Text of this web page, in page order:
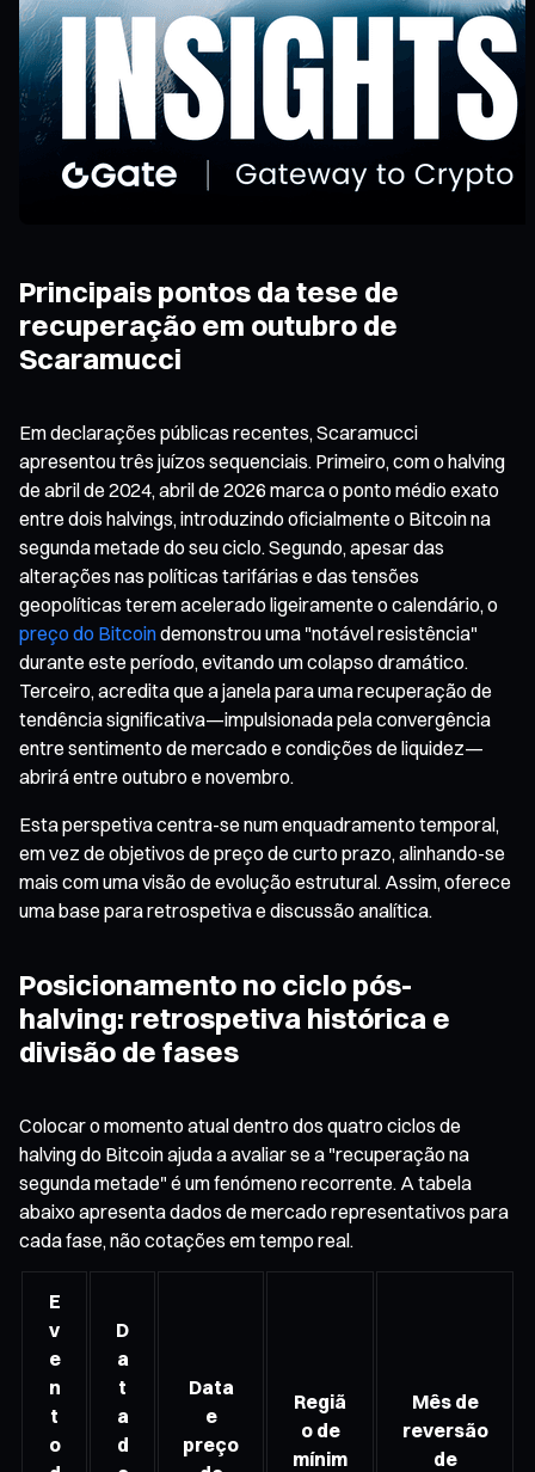
Principais pontos da tese de
recuperação em outubro de
Scaramucci
Em declarações públicas recentes, Scaramucci
apresentou três juízos sequenciais. Primeiro, com o halving
de abril de 2024, abril de 2026 marca o ponto médio exato
entre dois halvings, introduzindo oficialmente o Bitcoin na
segunda metade do seu ciclo. Segundo, apesar das
alterações nas políticas tarifárias e das tensões
geopolíticas terem acelerado ligeiramente o calendário, o
preço do Bitcoindemonstrou uma "notável resistência"
durante este período, evitando um colapso dramático.
Terceiro, acredita que a janela para uma recuperação de
tendência significativa—impulsionada pela convergência
entre sentimento de mercado e condições de liquidez—
abrirá entre outubro e novembro.
Esta perspetiva centra-se num enquadramento temporal,
em vez de objetivos de preço de curto prazo, alinhando-se
mais com uma visão de evolução estrutural. Assim, oferece
uma base para retrospetiva e discussão analítica.
Posicionamento no ciclo pós-
halving: retrospetiva histórica e
divisão de fases
Colocar o momento atual dentro dos quatro ciclos de
halving do Bitcoin ajuda a avaliar se a "recuperação na
segunda metade" é um fenómeno recorrente. A tabela
abaixo apresenta dados de mercado representativos para
cada fase, não cotações em tempo real.
E
v
e
n
t
o
D
a
t
a
d
Data
e
preço
Regiã
o de
mínim
Mês de
reversão
de